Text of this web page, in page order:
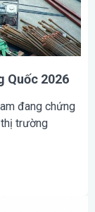
Quốc 2026
đang chứng
trường